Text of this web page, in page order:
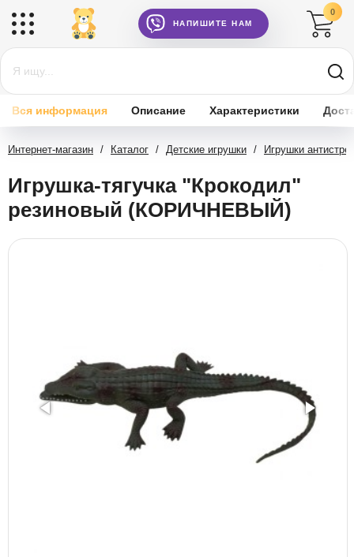
НАПИШИТЕ НАМ
0
Вся информация Описание Характеристики
Интернет-магазин / Каталог / Детские игрушки / Игрушки
Игрушка-тягучка "Крокодил"
резиновый (КОРИЧНЕВЫЙ)